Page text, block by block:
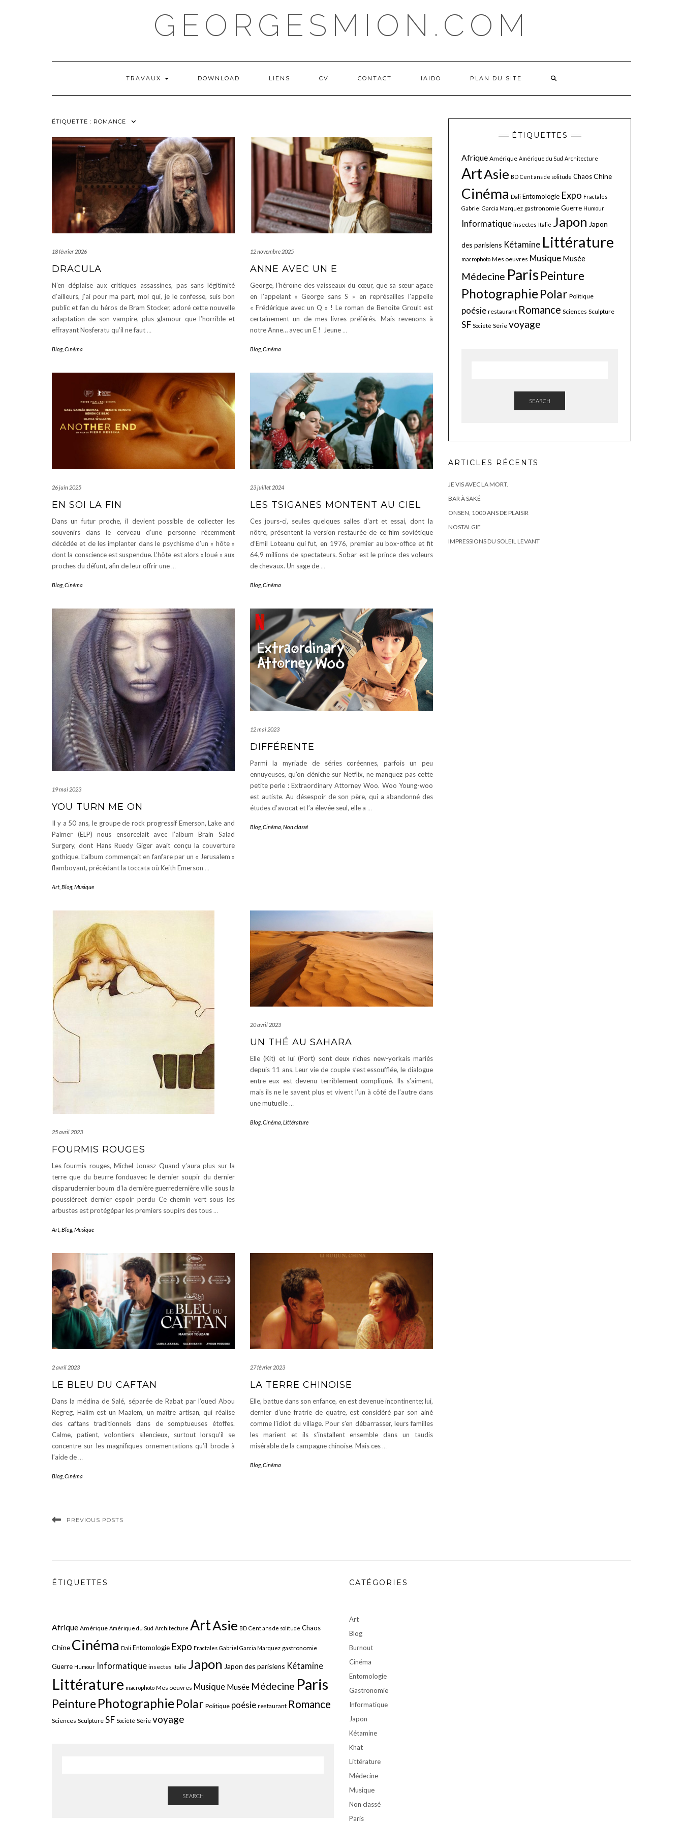
GEORGESMION.COM
TRAVAUX DOWNLOAD LIENS CV CONTACT IAIDO PLAN DU SITE
ÉTIQUETTE : ROMANCE
18 février 2026
DRACULA
N’en déplaise aux critiques assassines, pas sans légitimité
d’ailleurs, j’ai pour ma part, moi qui, je le confesse, suis bon
public et fan du héros de Bram Stocker, adoré cette nouvelle
adaptation de son vampire, plus glamour que l’horrible et
effrayant Nosferatu qu’il ne faut…
Blog, Cinéma
12 novembre 2025
ANNE AVEC UN E
George, l’héroïne des vaisseaux du cœur, que sa sœur agace
en l’appelant « George sans S » en représailles l’appelle
« Frédérique avec un Q » ! Le roman de Benoite Groult est
certainement un de mes livres préférés. Mais revenons à
notre Anne… avec un E ! Jeune…
Blog, Cinéma
26 juin 2025
EN SOI LA FIN
Dans un futur proche, il devient possible de collecter les
souvenirs dans le cerveau d’une personne récemment
décédée et de les implanter dans le psychisme d’un « hôte »
dont la conscience est suspendue. L’hôte est alors « loué » aux
proches du défunt, afin de leur offrir une …
Blog, Cinéma
23 juillet 2024
LES TSIGANES MONTENT AU CIEL
Ces jours-ci, seules quelques salles d’art et essai, dont la
nôtre, présentent la version restaurée de ce film soviétique
d’Emil Loteanu qui fut, en 1976, premier au box-office et fit
64,9 millions de spectateurs. Sobar est le prince des voleurs
de chevaux. Un sage de …
Blog, Cinéma
19 mai 2023
YOU TURN ME ON
Il y a 50 ans, le groupe de rock progressif Emerson, Lake and
Palmer (ELP) nous ensorcelait avec l’album Brain Salad
Surgery, dont Hans Ruedy Giger avait conçu la couverture
gothique. L’album commençait en fanfare par un « Jerusalem »
flamboyant, précédant la toccata où Keith Emerson …
Art Blog, Musique
12 mai 2023
DIFFÉRENTE
Parmi la myriade de séries coréennes, parfois un peu
ennuyeuses, qu’on déniche sur Netflix, ne manquez pas cette
petite perle : Extraordinary Attorney Woo. Woo Young-woo
est autiste. Au désespoir de son père, qui a abandonné des
études d’avocat et l’a élevée seul, elle a …
Blog, Cinéma Non classé
25 avril 2023
FOURMIS ROUGES
Les fourmis rouges, Michel Jonasz Quand y’aura plus sur la
terre que du beurre fonduavec le dernier soupir du dernier
disparudernier boum d’la dernière guerredernière ville sous la
poussièreet dernier espoir perdu Ce chemin vert sous les
arbustes est protégépar les premiers soupirs des tous …
Art Blog, Musique
20 avril 2023
UN THÉ AU SAHARA
Elle (Kit) et lui (Port) sont deux riches new-yorkais mariés
depuis 11 ans. Leur vie de couple s’est essoufflée, le dialogue
entre eux est devenu terriblement compliqué. Ils s’aiment,
mais ils ne le savent plus et vivent l’un à côté de l’autre dans
une mutuelle…
Blog, Cinéma Littérature
2 avril 2023
LE BLEU DU CAFTAN
Dans la médina de Salé, séparée de Rabat par l’oued Abou
Regreg, Halim est un Maalem, un maître artisan, qui réalise
des caftans traditionnels dans de somptueuses étoffes.
Calme, patient, volontiers silencieux, surtout lorsqu’il se
concentre sur les magnifiques ornementations qu’il brode à
l’aide de…
Blog, Cinéma
27 février 2023
LA TERRE CHINOISE
Elle, battue dans son enfance, en est devenue incontinente; lui,
dernier d’une fratrie de quatre, est considéré par son ainé
comme l’idiot du village. Pour s’en débarrasser, leurs familles
les marient et ils s’installent ensemble dans un taudis
misérable de la campagne chinoise. Mais ces…
Blog, Cinéma
PREVIOUS POSTS
ÉTIQUETTES
Afrique Amérique Amérique du Sud Architecture
ArtAsie BD Cent ans de solitude ChaosChine
Cinéma Dali Entomologie Expo Fractales
Gabriel Garcia Marquez gastronomie Guerre Humour
Informatique insectes Italie Japon Japon
des parisiens Kétamine Littérature
macrophoto Mes oeuvres Musique Musée
Médecine Paris Peinture
PhotographiePolar Politique
poésie restaurant Romance Sciences Sculpture
SF Société Série voyage
SEARCH
ARTICLES RÉCENTS
JE VIS AVEC LA MORT.
BAR À SAKÉ
ONSEN, 1000 ANS DE PLAISIR
NOSTALGIE
IMPRESSIONS DU SOLEIL LEVANT
ÉTIQUETTES
Afrique Amérique Amérique du Sud Architecture ArtAsie BD Cent ans de solitude Chaos
Chine Cinéma Dali Entomologie Expo Fractales Gabriel Garcia Marquez gastronomie
Guerre Humour Informatique insectes Italie Japon Japon des parisiens Kétamine
Littérature macrophoto Mes oeuvres Musique Musée Médecine Paris
Peinture PhotographiePolar Politique poésie restaurant Romance
Sciences Sculpture SF Société Série voyage
SEARCH
CATÉGORIES
Art
Blog
Burnout
Cinéma
Entomologie
Gastronomie
Informatique
Japon
Kétamine
Khat
Littérature
Médecine
Musique
Non classé
Paris